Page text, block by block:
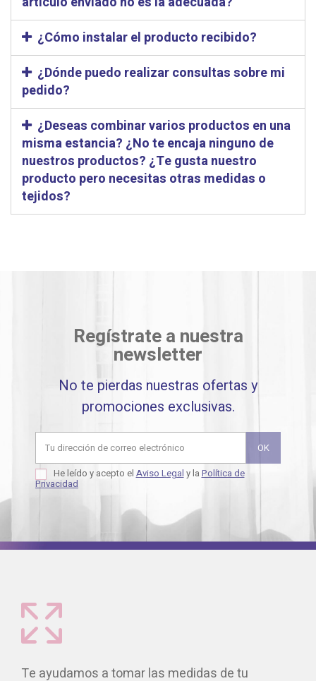
¿Cómo instalar el producto recibido?
¿Dónde puedo realizar consultas sobre mi
pedido?
¿Deseas combinar varios productos en una
misma estancia? ¿No te encaja ninguno de
nuestros productos? ¿Te gusta nuestro
producto pero necesitas otras medidas o
tejidos?
Regístrate a nuestra
newsletter
No te pierdas nuestras ofertas y
promociones exclusivas.
He leído y acepto el Aviso Legal y la Política de
Privacidad
Te ayudamos a tomar las medidas de tu